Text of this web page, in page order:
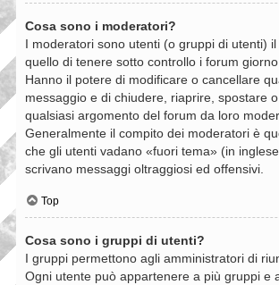
Cosa sono i moderatori?
I moderatori sono utenti (o gruppi di utenti)
quello di tenere sotto controllo i forum
Hanno il potere di modificare o cancellare
messaggio e di chiudere, riaprire, spostare
qualsiasi argomento del forum da loro
Generalmente il compito dei moderatori è
che gli utenti vadano «fuori tema» (in
scrivano messaggi oltraggiosi ed offensivi.
Top
Cosa sono i gruppi di utenti?
I gruppi permettono agli amministratori di
Ogni utente può appartenere a più gruppi e